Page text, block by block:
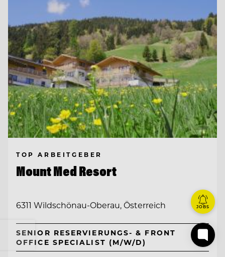
TOP ARBEITGEBER
Mount Med Resort
6311 Wildschönau-Oberau, Österreich
SENIOR RESERVIERUNGS- & FRONT
OFFICE SPECIALIST (M/W/D)
JOBS